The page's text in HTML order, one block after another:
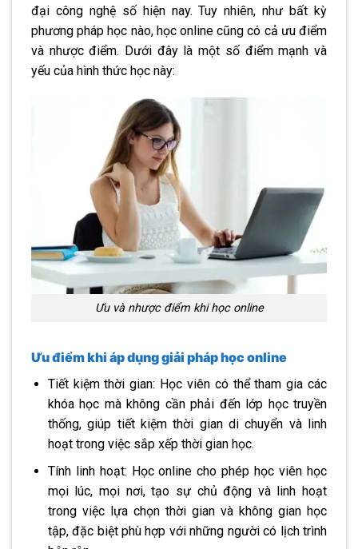
đại công nghệ số hiện nay. Tuy nhiên, như bất kỳ
phương pháp học nào, học online cũng có cả ưu điểm
và nhược điểm. Dưới đây là một số điểm mạnh và
yếu của hình thức học này:
Ưu và nhược điểm khi học online
Ưu điểm khi áp dụng giải pháp học online
Tiết kiệm thời gian: Học viên có thể tham gia các
khóa học mà không cần phải đến lớp học truyền
thống, giúp tiết kiệm thời gian di chuyển và linh
hoạt trong việc sắp xếp thời gian học.
Tính linh hoạt: Học online cho phép học viên học
mọi lúc, mọi nơi, tạo sự chủ động và linh hoạt
trong việc lựa chọn thời gian và không gian học
tập, đặc biệt phù hợp với những người có lịch trình